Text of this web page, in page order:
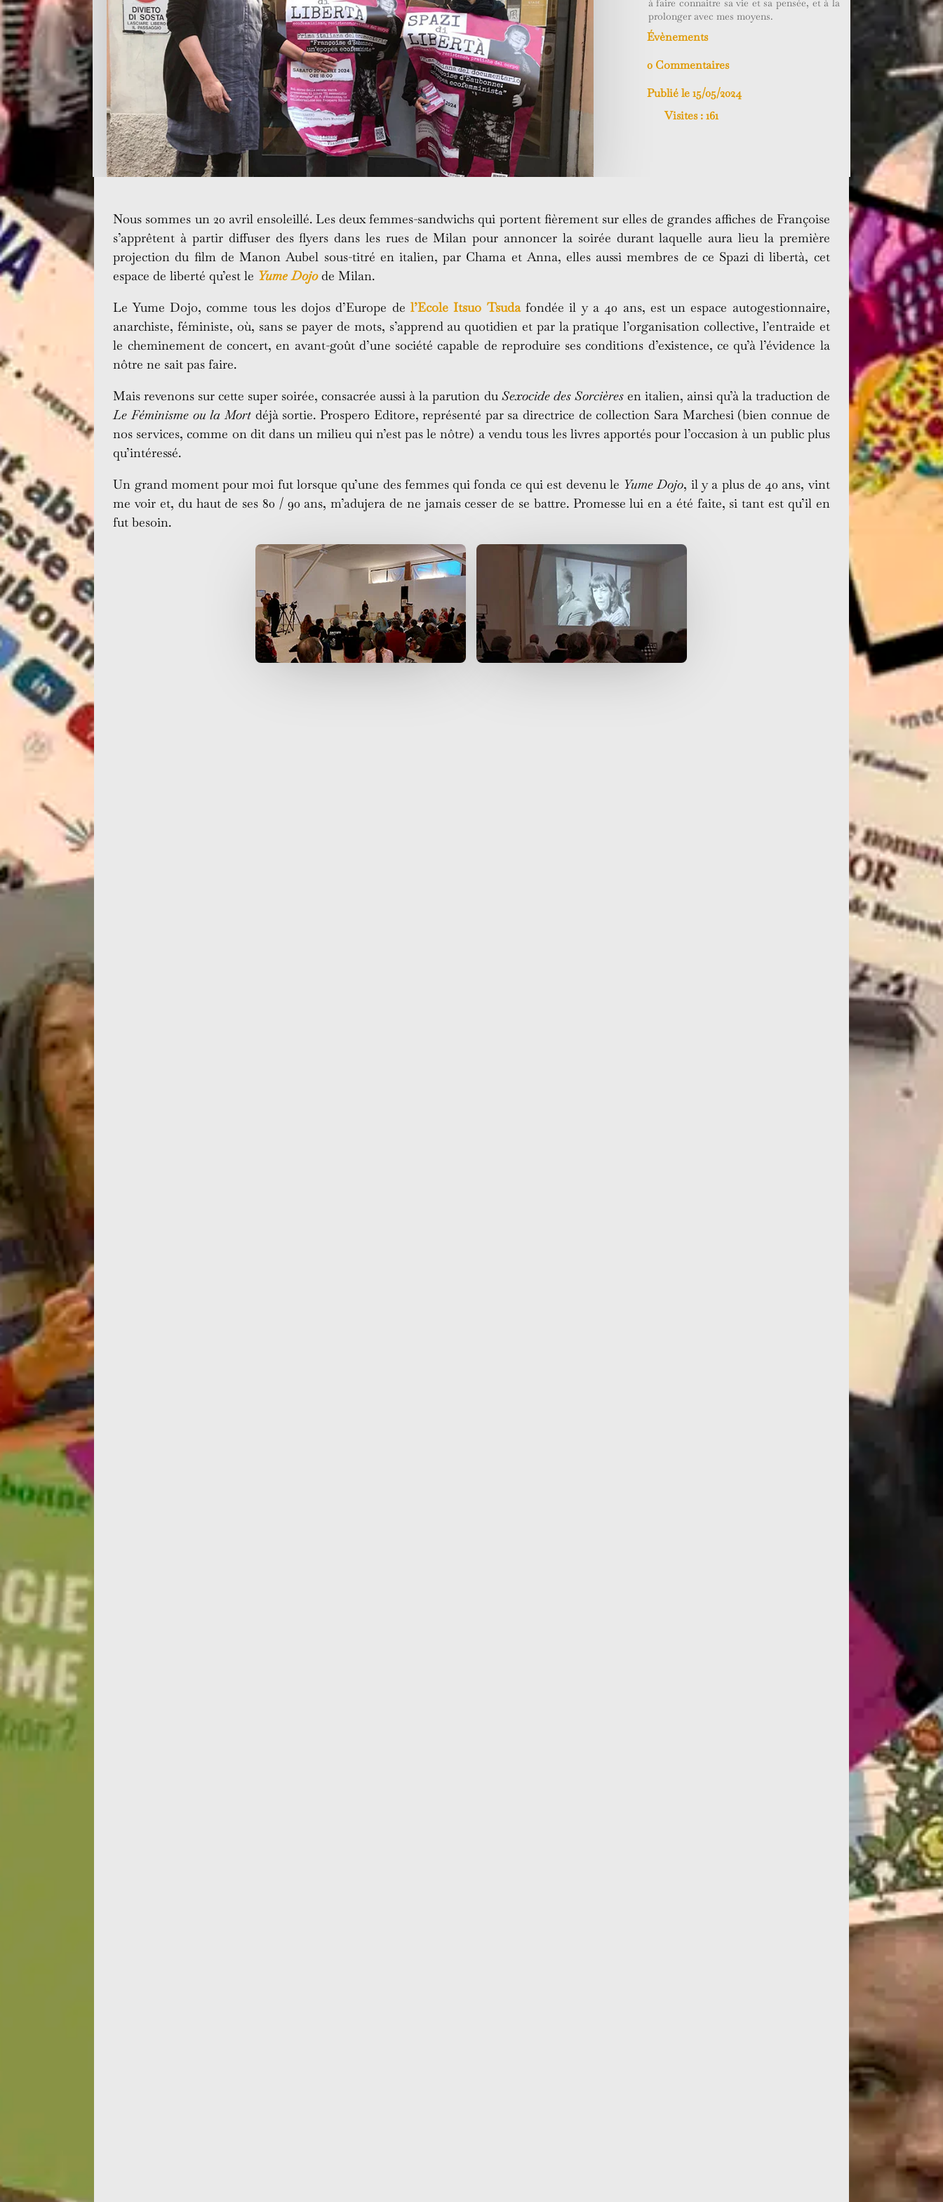
à faire connaitre sa vie et sa pensée, et à la
prolonger avec mes moyens.
Évènements
0 Commentaires
Publié le 15/05/2024
Visites :161
Nous sommes un 20 avril ensoleillé. Les deux femmes-sandwichs qui portent fièrement sur elles de grandes affiches de Françoise
s’apprêtent à partir diffuser des flyers dans les rues de Milan pour annoncer la soirée durant laquelle aura lieu la première
projection du film de Manon Aubel sous-titré en italien, par Chama et Anna, elles aussi membres de ce Spazi di libertà, cet
espace de liberté qu’est le Yume Dojode Milan.
Le Yume Dojo, comme tous les dojos d’Europe del’Ecole Itsuo Tsudafondée il y a 40 ans, est un espace autogestionnaire,
anarchiste, féministe, où, sans se payer de mots, s’apprend au quotidien et par la pratique l’organisation collective, l’entraide et
le cheminement de concert, en avant-goût d’une société capable de reproduire ses conditions d’existence, ce qu’à l’évidence la
nôtre ne sait pas faire.
Mais revenons sur cette super soirée, consacrée aussi à la parution du Sexocide des Sorcièresen italien, ainsi qu’à la traduction de
Le Féminisme ou la Mortdéjà sortie. Prospero Editore, représenté par sa directrice de collection Sara Marchesi (bien connue de
nos services, comme on dit dans un milieu qui n’est pas le nôtre) a vendu tous les livres apportés pour l’occasion à un public plus
qu’intéressé.
Un grand moment pour moi fut lorsque qu’une des femmes qui fonda ce qui est devenu le Yume Dojo, il y a plus de 40 ans, vint
me voir et, du haut de ses 80 / 90 ans, m’adujera de ne jamais cesser de se battre. Promesse lui en a été faite, si tant est qu’il en
fut besoin.